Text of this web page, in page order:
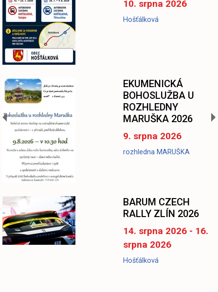
10. srpna 2026
Hošťálková
EKUMENICKÁ
BOHOSLUŽBA U
ROZHLEDNY
MARUŠKA 2026
9. srpna 2026
rozhledna MARUŠKA
BARUM CZECH
RALLY ZLÍN 2026
14. srpna 2026 - 16.
srpna 2026
Hošťálková